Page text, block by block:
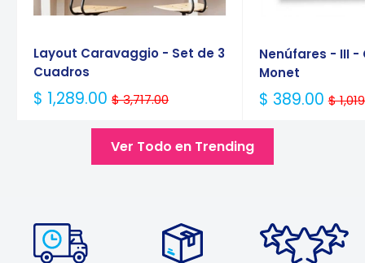
Layout Caravaggio - Set de 3
Cuadros
Precio
Habitual
$ 1,289.00 $ 3,717.00
Nenúfares - III -
Monet
Precio
$ 389.00$
Ver Todo en Trending